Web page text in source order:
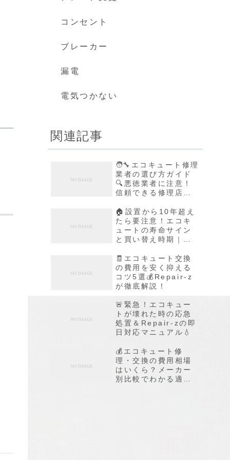
コンセント
ブレーカー
漏電
電気つかない
関連記事
🧑‍🔧エコキュート修理
業者の選び方ガイド
🔍悪徳業者に注意！
信頼できる修理店の
🏠設置から10年超え
たら要注意！エコキ
ュートの寿命サイン
と買い替え時期｜
🧾エコキュート交換
の費用を安く抑える
コツ5選💰Repair-z
が徹底解説！
🚨緊急！エコキュー
トが壊れた時の応急
処置＆Repair-zの即
日対応マニュアル💧
💰エコキュート修
理・交換の費用相場
はいくら？メーカー
別比較でわかる適正